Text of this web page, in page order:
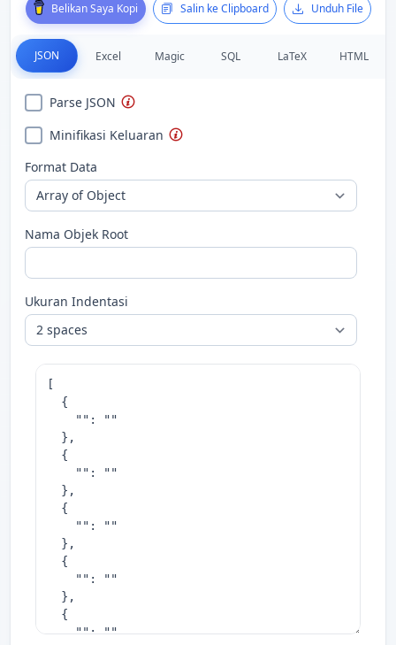
Belikan Saya Kopi Salin ke Clipboard Unduh File
JSON Excel Magic SQL LaTeX HTML
Parse JSON
Minifikasi Keluaran
Format Data
Nama Objek Root
Ukuran Indentasi